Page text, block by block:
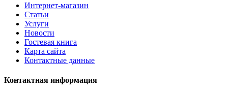
Интернет-магазин
Статьи
Услуги
Новости
Гостевая книга
Карта сайта
Контактные данные
Контактная информация